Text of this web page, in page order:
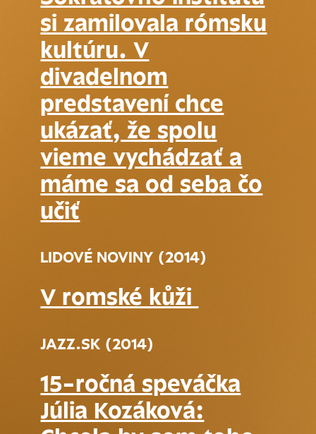
si zamilovala rómsku
kultúru. V
divadelnom
predstavení chce
ukázať, že spolu
vieme vychádzať a
máme sa od seba čo
učiť
LIDOVÉ NOVINY (2014)
V romské kůži
JAZZ.SK (2014)
15-ročná speváčka
Júlia Kozáková: